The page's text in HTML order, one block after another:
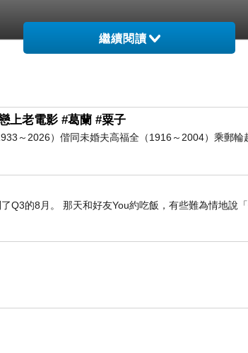
繼續閱讀
上老電影 #葛蘭 #粟子
～2026）偕同未婚夫高福全（1916～2004）乘郵
Q3的8月。 那天和好友You約吃飯，有些難為情地說